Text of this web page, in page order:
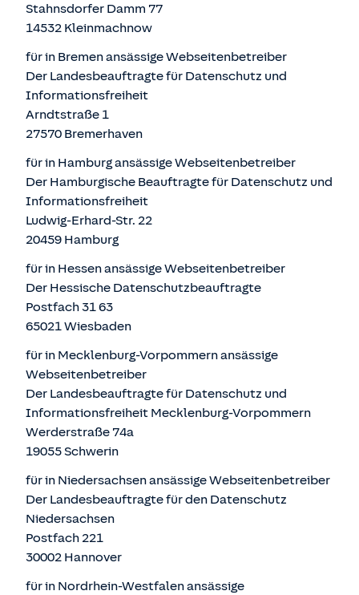
Stahnsdorfer Damm 77
14532 Kleinmachnow
für in Bremen ansässige Webseitenbetreiber
Der Landesbeauftragte für Datenschutz und
Informationsfreiheit
Arndtstraße 1
27570 Bremerhaven
für in Hamburg ansässige Webseitenbetreiber
Der Hamburgische Beauftragte für Datenschutz und
Informationsfreiheit
Ludwig-Erhard-Str. 22
20459 Hamburg
für in Hessen ansässige Webseitenbetreiber
Der Hessische Datenschutzbeauftragte
Postfach 31 63
65021 Wiesbaden
für in Mecklenburg-Vorpommern ansässige
Webseitenbetreiber
Der Landesbeauftragte für Datenschutz und
Informationsfreiheit Mecklenburg-Vorpommern
Werderstraße 74a
19055 Schwerin
für in Niedersachsen ansässige Webseitenbetreiber
Der Landesbeauftragte für den Datenschutz
Niedersachsen
Postfach 221
30002 Hannover
für in Nordrhein-Westfalen ansässige